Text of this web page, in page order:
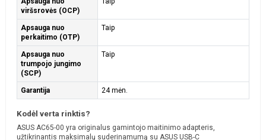
viršsrovės (OCP)
Apsauga nuo
perkaitimo (OTP)
Taip
Apsauga nuo
trumpojo jungimo
(SCP)
Taip
Garantija 24 mėn.
Kodėl verta rinktis?
ASUS AC65-00 yra originalus gamintojo maitinimo adapteris,
užtikrinantis maksimalų suderinamumą su ASUS USB-C